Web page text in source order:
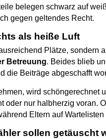
belegen schwarz auf
gegen geltendes Recht.
als heiße Luft
Plätze, sondern
Betreuung. Beides blieb
die Beiträge abgeschafft
wird schöngerechnet
oder nur halbherzig voran.
Eltern auf
sollen getäuscht